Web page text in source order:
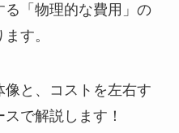
る「物理的な費用」の
す。
と、コストを左右す
で解説します！